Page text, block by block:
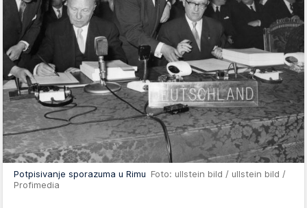
Potpisivanje sporazuma u Rimu Foto: ullstein bild / ullstein bild /
Profimedia